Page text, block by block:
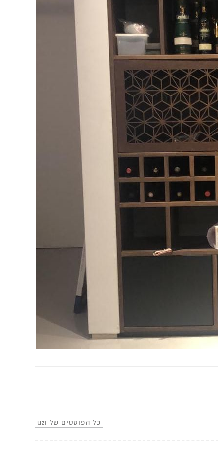
כל הפוסטים של uzi